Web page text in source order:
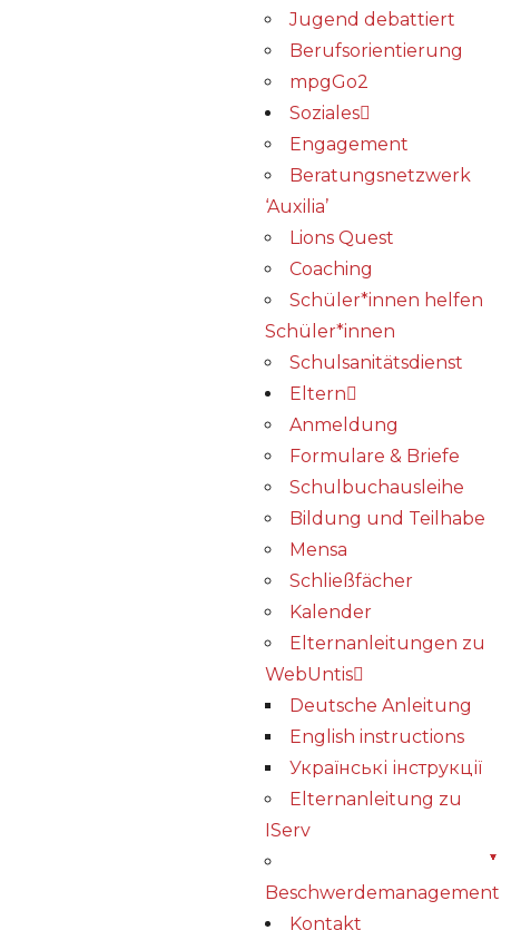
Jugend debattiert
Berufsorientierung
mpgGo2
Soziales
Engagement
Beratungsnetzwerk
‘Auxilia’
Lions Quest
Coaching
Schüler*innen helfen
Schüler*innen
Schulsanitätsdienst
Eltern
Anmeldung
Formulare & Briefe
Schulbuchausleihe
Bildung und Teilhabe
Mensa
Schließfächer
Kalender
Elternanleitungen zu
WebUntis
Deutsche Anleitung
English instructions
Українські інструкції
Elternanleitung zu
IServ
Beschwerdemanagement
Kontakt